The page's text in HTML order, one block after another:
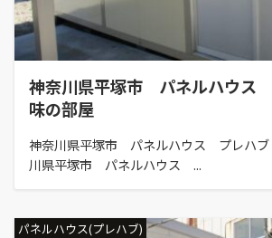
神奈川県平塚市 パネルハウ
味の部屋
神奈川県平塚市 パネルハウス プレハ
川県平塚市 パネルハウス ...
パネルハウス(プレハブ)